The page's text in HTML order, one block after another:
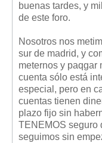
buenas tardes, y
de este foro.
Nosotros nos
sur de madrid, y
meternos y paqgar
cuenta sólo está
especial, pero en
cuentas tienen
plazo fijo sin
TENEMOS seguro
seguimos sin